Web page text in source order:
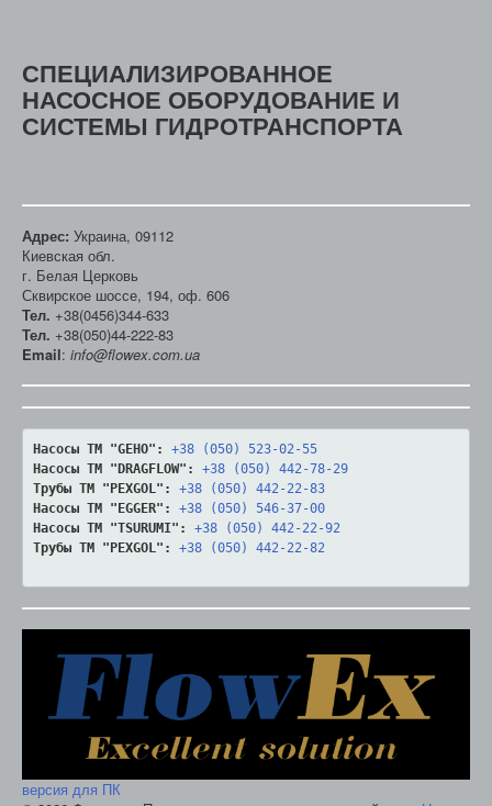
СПЕЦИАЛИЗИРОВАННОЕ
НАСОСНОЕ ОБОРУДОВАНИЕ И
СИСТЕМЫ ГИДРОТРАНСПОРТА
Адрес: Украина, 09112
Киевская обл.
г. Белая Церковь
Сквирское шоссе, 194, оф. 606
Тел. +38(0456)344-633
Тел. +38(050)44-222-83
Email: info@flowex.com.ua
Насосы ТМ "GEHO":
+38 (050) 523-02-55
Насосы ТМ "DRAGFLOW":
+38 (050) 442-78-29
Трубы ТМ "PEXGOL":
+38 (050) 442-22-83
Насосы ТМ "EGGER":
+38 (050) 546-37-00
Насосы ТМ "TSURUMI":
+38 (050) 442-22-92
Трубы ТМ "PEXGOL":
+38 (050) 442-22-82
версия для ПК